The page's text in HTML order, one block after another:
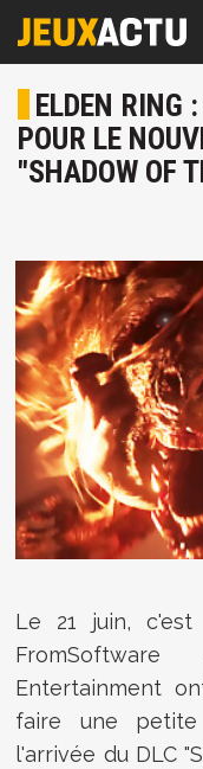
ELDEN RING
POUR LE
"SHADOW OF
Le 21 juin,
Entertainment
faire une
l'arrivée du DLC